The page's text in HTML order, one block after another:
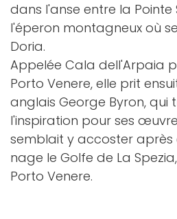
dans l'anse entre la Pointe
l'éperon montagneux où
Doria.
Appelée Cala dell'Arpaia
Porto Venere, elle prit
anglais George Byron, qui
l'inspiration pour ses
semblait y accoster après
nage le Golfe de La
Porto Venere.